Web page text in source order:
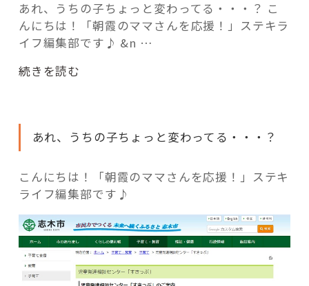
fleXe
協賛・協力店
コーディネーター紹介
これからの暮らし 住み替え相談
あれ、うちの子ちょっと変わってる・・・？ こ
んにちは！「朝霞のママさんを応援！」ステキラ
イフ編集部です♪ &n …
“ひ
で
ま
な
い
「発
達
障
害」
続きを読む
あれ、うちの子ちょっと変わってる・・・？
こんにちは！「朝霞のママさんを応援！」ステキ
ライフ編集部です♪